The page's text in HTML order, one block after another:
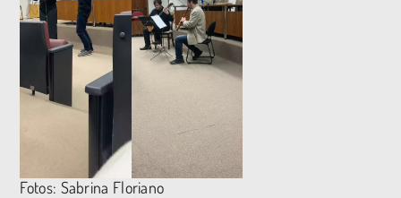
Fotos: Sabrina Floriano